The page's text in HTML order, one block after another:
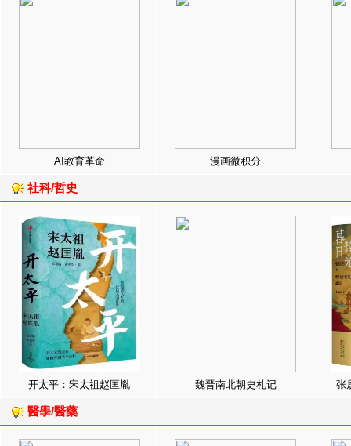
AI教育革命 漫画微积分
社科/哲史
开太平：宋太祖赵匡胤 魏晋南北朝史札记 张
醫學/醫藥